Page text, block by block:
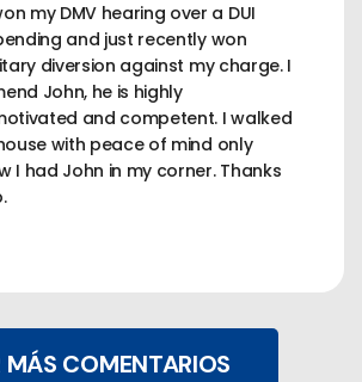
my DMV hearing over a DUI
and just recently won
diversion against my charge. I
John, he is highly
and competent. I walked
with peace of mind only
I had John in my corner. Thanks
MÁS COMENTARIOS